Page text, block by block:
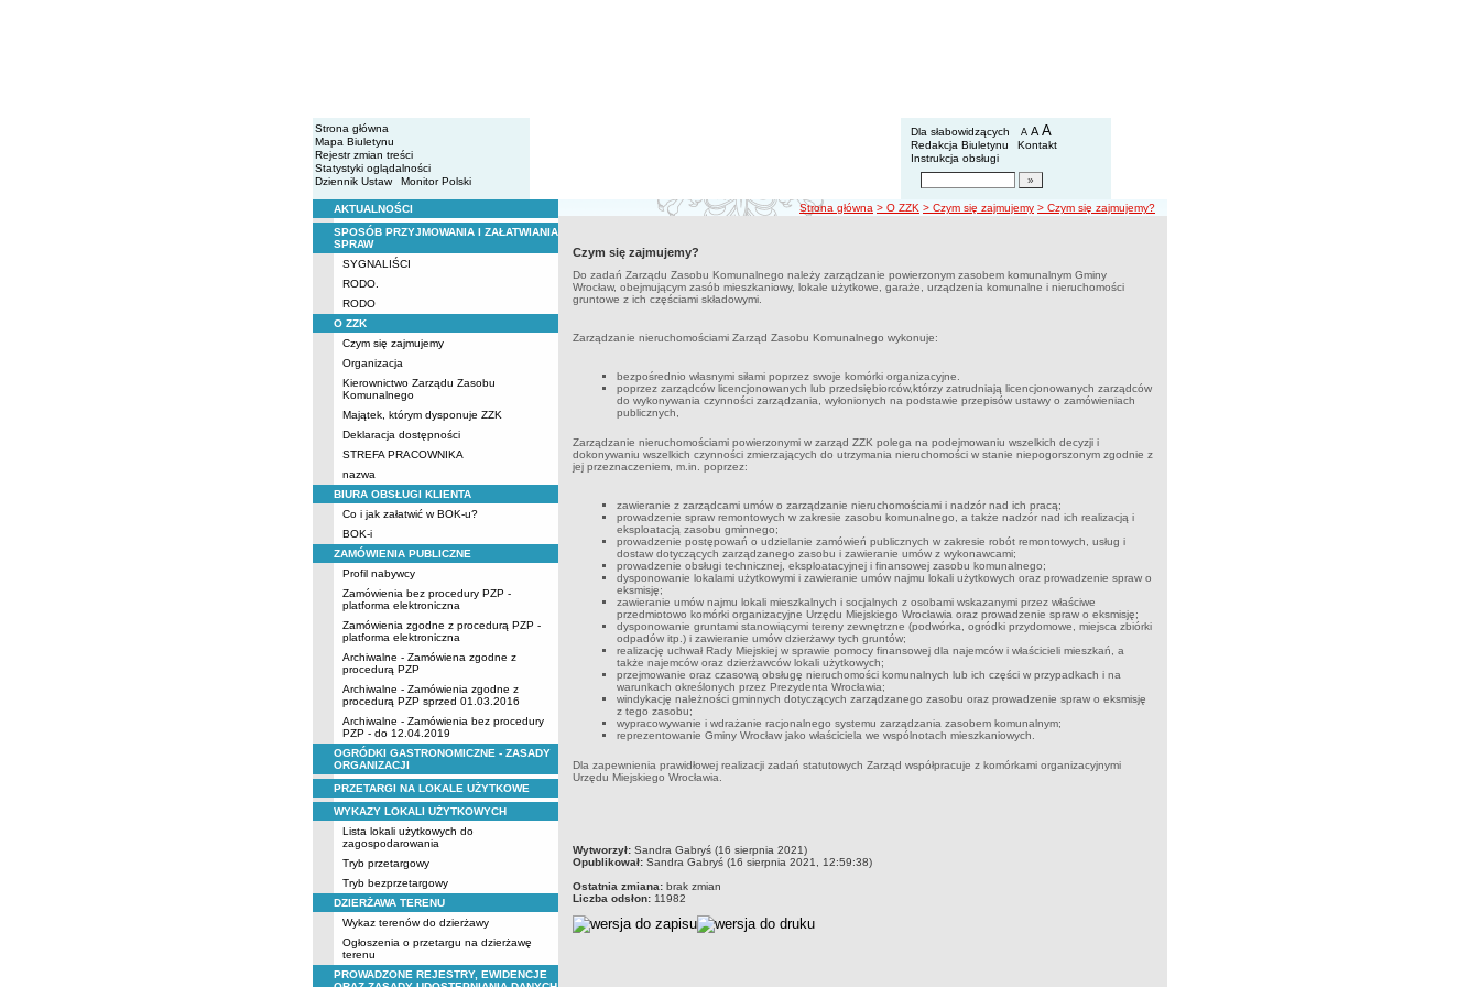
Strona główna
Mapa Biuletynu
Rejestr zmian treści
Statystyki oglądalności
Dziennik Ustaw
Monitor Polski
BIP - Zarząd Zasobu Komunalnego we Wrocławiu
Menu dodatkowe
Dla słabowidzących A pomniejsz czcionkę
A standardowy rozmiar czcionki
A
Redakcja Biuletynu
Kontakt
Instrukcja obsługi
Wyszukiwarka artykułów
Menu
AKTUALNOŚCI
SPOSÓB PRZYJMOWANIA I ZAŁATWIANIA
SPRAW
SYGNALIŚCI
RODO.
RODO
O ZZK
Czym się zajmujemy
Organizacja
Kierownictwo Zarządu Zasobu
Komunalnego
Majątek, którym dysponuje ZZK
Deklaracja dostępności
STREFA PRACOWNIKA
nazwa
BIURA OBSŁUGI KLIENTA
Co i jak załatwić w BOK-u?
BOK-i
ZAMÓWIENIA PUBLICZNE
Profil nabywcy
Zamówienia bez procedury PZP -
platforma elektroniczna
Zamówienia zgodne z procedurą PZP -
platforma elektroniczna
Archiwalne - Zamówiena zgodne z
procedurą PZP
Archiwalne - Zamówienia zgodne z
procedurą PZP sprzed 01.03.2016
Archiwalne - Zamówienia bez procedury
PZP - do 12.04.2019
OGRÓDKI GASTRONOMICZNE - ZASADY
ORGANIZACJI
PRZETARGI NA LOKALE UŻYTKOWE
WYKAZY LOKALI UŻYTKOWYCH
Lista lokali użytkowych do
zagospodarowania
Tryb przetargowy
Tryb bezprzetargowy
DZIERŻAWA TERENU
Wykaz terenów do dzierżawy
Ogłoszenia o przetargu na dzierżawę
terenu
PROWADZONE REJESTRY, EWIDENCJE
ścieżka nawigacji
Strona główna > O ZZK > Czym się zajmujemy > Czym się zajmujemy?
Czym się zajmujemy?
Do zadań Zarządu Zasobu Komunalnego należy zarządzanie powierzonym zasobem komunalnym Gminy
Wrocław, obejmującym zasób mieszkaniowy, lokale użytkowe, garaże, urządzenia komunalne i nieruchomości
gruntowe z ich częściami składowymi.
Zarządzanie nieruchomościami Zarząd Zasobu Komunalnego wykonuje:
bezpośrednio własnymi siłami poprzez swoje komórki organizacyjne.
poprzez zarządców licencjonowanych lub przedsiębiorców,którzy zatrudniają licencjonowanych zarządców
do wykonywania czynności zarządzania, wyłonionych na podstawie przepisów ustawy o zamówieniach
publicznych,
Zarządzanie nieruchomościami powierzonymi w zarząd ZZK polega na podejmowaniu wszelkich decyzji i
dokonywaniu wszelkich czynności zmierzających do utrzymania nieruchomości w stanie niepogorszonym zgodnie z
jej przeznaczeniem, m.in. poprzez:
zawieranie z zarządcami umów o zarządzanie nieruchomościami i nadzór nad ich pracą;
prowadzenie spraw remontowych w zakresie zasobu komunalnego, a także nadzór nad ich realizacją i
eksploatacją zasobu gminnego;
prowadzenie postępowań o udzielanie zamówień publicznych w zakresie robót remontowych, usług i
dostaw dotyczących zarządzanego zasobu i zawieranie umów z wykonawcami;
prowadzenie obsługi technicznej, eksploatacyjnej i finansowej zasobu komunalnego;
dysponowanie lokalami użytkowymi i zawieranie umów najmu lokali użytkowych oraz prowadzenie spraw o
eksmisję;
zawieranie umów najmu lokali mieszkalnych i socjalnych z osobami wskazanymi przez właściwe
przedmiotowo komórki organizacyjne Urzędu Miejskiego Wrocławia oraz prowadzenie spraw o eksmisję;
dysponowanie gruntami stanowiącymi tereny zewnętrzne (podwórka, ogródki przydomowe, miejsca zbiórki
odpadów itp.) i zawieranie umów dzierżawy tych gruntów;
realizację uchwał Rady Miejskiej w sprawie pomocy finansowej dla najemców i właścicieli mieszkań, a
także najemców oraz dzierżawców lokali użytkowych;
przejmowanie oraz czasową obsługę nieruchomości komunalnych lub ich części w przypadkach i na
warunkach określonych przez Prezydenta Wrocławia;
windykację należności gminnych dotyczących zarządzanego zasobu oraz prowadzenie spraw o eksmisję
z tego zasobu;
wypracowywanie i wdrażanie racjonalnego systemu zarządzania zasobem komunalnym;
reprezentowanie Gminy Wrocław jako właściciela we wspólnotach mieszkaniowych.
Dla zapewnienia prawidłowej realizacji zadań statutowych Zarząd współpracuje z komórkami organizacyjnymi
Urzędu Miejskiego Wrocławia.
metryczka
Wytworzył: Sandra Gabryś (16 sierpnia 2021)
Opublikował: Sandra Gabryś (16 sierpnia 2021, 12:59:38)
Ostatnia zmiana: brak zmian
Liczba odsłon: 11982